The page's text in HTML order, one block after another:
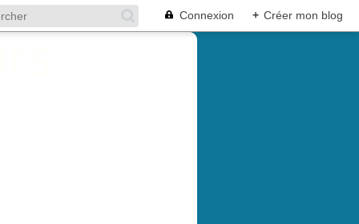
Connexion + Créer mon blog